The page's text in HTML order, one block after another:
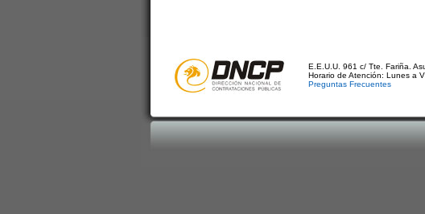
E.E.U.U. 961 c/ Tte. Fariña.
Horario de Atención: Lunes a
Preguntas Frecuentes